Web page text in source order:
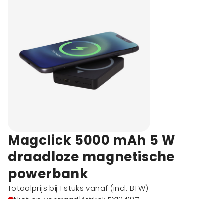
Magclick 5000 mAh 5 W
draadloze magnetische
powerbank
Totaalprijs bij 1 stuks vanaf (incl. BTW)